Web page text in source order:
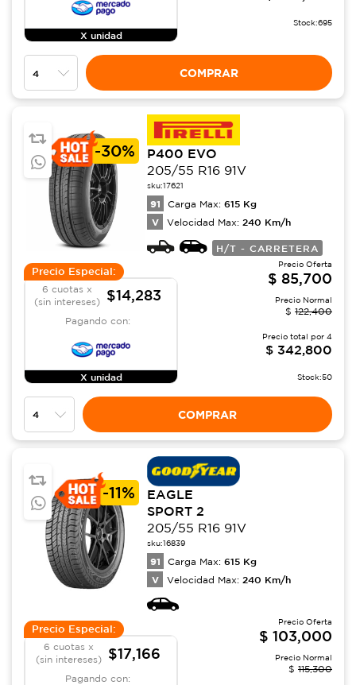
X unidad
Stock:695
COMPRAR
-30%
P400 EVO
205/55 R16 91V
sku:17621
91 Carga Max: 615 Kg
V Velocidad Max: 240 Km/h
H/T - CARRETERA
Precio Especial:
6 cuotas x
(sin intereses)
$14,283
Pagando con:
X unidad
Precio Oferta
$ 85,700
Precio Normal
$ 122,400
Precio total por 4
$ 342,800
Stock:50
COMPRAR
-11%
EAGLE
SPORT 2
205/55 R16 91V
sku:16839
91 Carga Max: 615 Kg
V Velocidad Max: 240 Km/h
Precio Especial:
6 cuotas x
(sin intereses)
$17,166
Pagando con:
Precio Oferta
$ 103,000
Precio Normal
$ 115,300